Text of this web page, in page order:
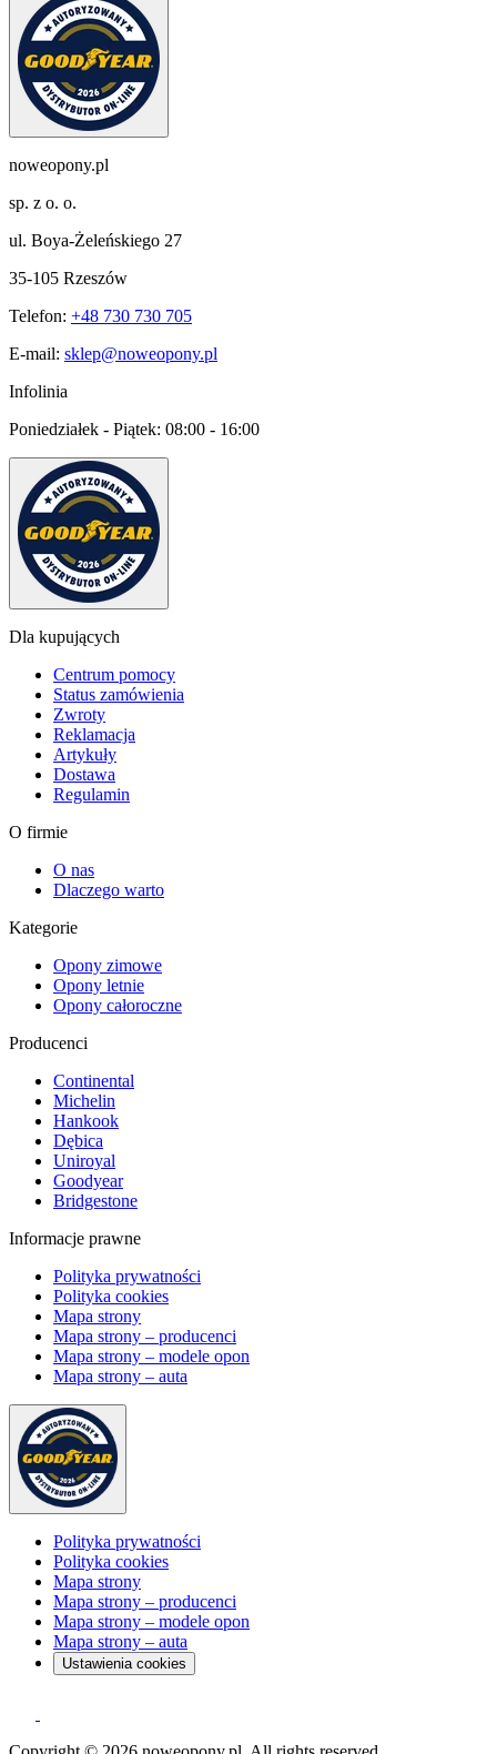
noweopony.pl
sp. z o. o.
ul. Boya-Żeleńskiego 27
35-105 Rzeszów
Telefon: +48 730 730 705
E-mail: sklep@noweopony.pl
Infolinia
Poniedziałek - Piątek: 08:00 - 16:00
Dla kupujących
Centrum pomocy
Status zamówienia
Zwroty
Reklamacja
Artykuły
Dostawa
Regulamin
O firmie
O nas
Dlaczego warto
Kategorie
Opony zimowe
Opony letnie
Opony całoroczne
Producenci
Continental
Michelin
Hankook
Dębica
Uniroyal
Goodyear
Bridgestone
Informacje prawne
Polityka prywatności
Polityka cookies
Mapa strony
Mapa strony – producenci
Mapa strony – modele opon
Mapa strony – auta
Polityka prywatności
Polityka cookies
Mapa strony
Mapa strony – producenci
Mapa strony – modele opon
Mapa strony – auta
Ustawienia cookies